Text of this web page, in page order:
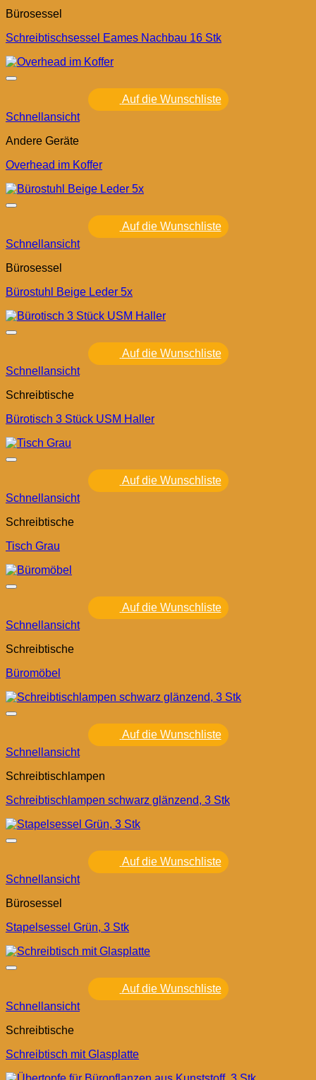
Bürosessel
Schreibtischsessel Eames Nachbau 16 Stk
Auf die Wunschliste
Schnellansicht
Andere Geräte
Overhead im Koffer
Auf die Wunschliste
Schnellansicht
Bürosessel
Bürostuhl Beige Leder 5x
Auf die Wunschliste
Schnellansicht
Schreibtische
Bürotisch 3 Stück USM Haller
Auf die Wunschliste
Schnellansicht
Schreibtische
Tisch Grau
Auf die Wunschliste
Schnellansicht
Schreibtische
Büromöbel
Auf die Wunschliste
Schnellansicht
Schreibtischlampen
Schreibtischlampen schwarz glänzend, 3 Stk
Auf die Wunschliste
Schnellansicht
Bürosessel
Stapelsessel Grün, 3 Stk
Auf die Wunschliste
Schnellansicht
Schreibtische
Schreibtisch mit Glasplatte